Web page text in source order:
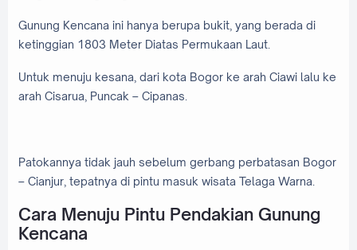
Gunung Kencana ini hanya berupa bukit, yang berada di
ketinggian 1803 Meter Diatas Permukaan Laut.
Untuk menuju kesana, dari kota Bogor ke arah Ciawi lalu ke
arah Cisarua, Puncak – Cipanas.
Patokannya tidak jauh sebelum gerbang perbatasan Bogor
– Cianjur, tepatnya di pintu masuk wisata Telaga Warna.
Cara Menuju Pintu Pendakian Gunung
Kencana